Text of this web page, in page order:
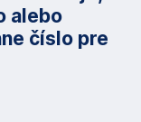
alebo
číslo pre